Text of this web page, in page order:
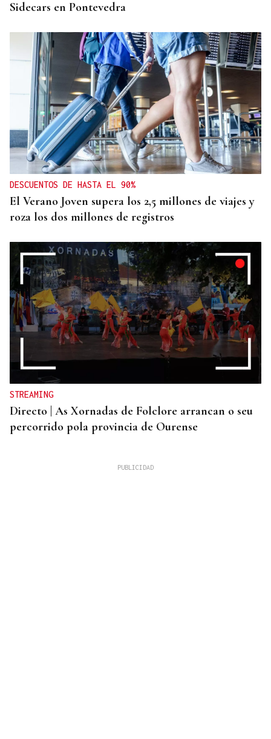
Sidecars en Pontevedra
DESCUENTOS DE HASTA EL 90%
El Verano Joven supera los 2,5 millones de viajes y
roza los dos millones de registros
STREAMING
Directo | As Xornadas de Folclore arrancan o seu
percorrido pola provincia de Ourense